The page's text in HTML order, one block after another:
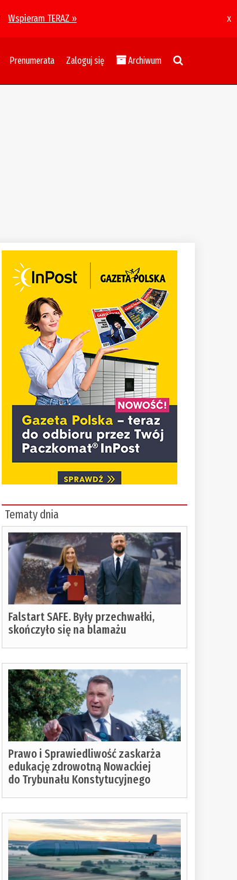
Wspieram TERAZ » x
Prenumerata Zaloguj się Archiwum
Tematy dnia
Falstart SAFE. Były przechwałki,
skończyło się na blamażu
Prawo i Sprawiedliwość zaskarża
edukację zdrowotną Nowackiej
do Trybunału Konstytucyjnego